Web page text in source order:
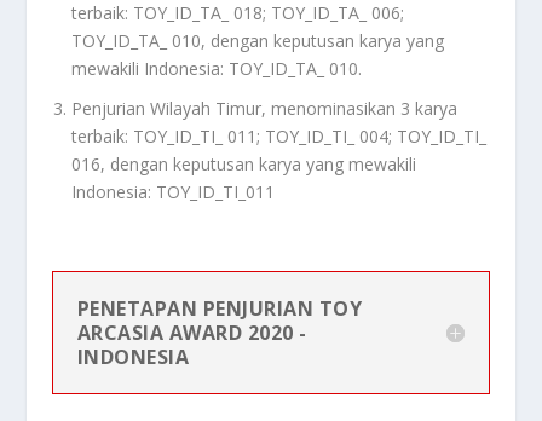
terbaik: TOY_ID_TA_ 018; TOY_ID_TA_ 006;
TOY_ID_TA_ 010, dengan keputusan karya yang
mewakili Indonesia: TOY_ID_TA_ 010.
Penjurian Wilayah Timur, menominasikan 3 karya
terbaik: TOY_ID_TI_ 011; TOY_ID_TI_ 004; TOY_ID_TI_
016, dengan keputusan karya yang mewakili
Indonesia: TOY_ID_TI_011
PENETAPAN PENJURIAN TOY
ARCASIA AWARD 2020 -
INDONESIA